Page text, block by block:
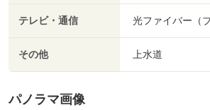
テレビ・通信 光ファイバー（
その他 上水道
パノラマ画像